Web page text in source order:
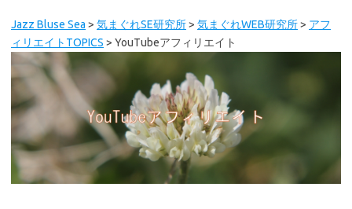
Jazz Bluse Sea > 気まぐれSE研究所> 気まぐれWEB研究所> アフ
ィリエイトTOPICS > YouTubeアフィリエイト